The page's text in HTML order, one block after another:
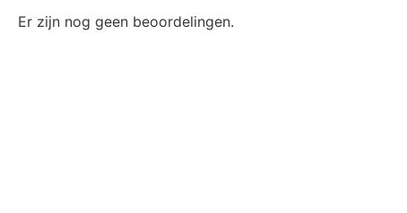
Er zijn nog geen beoordelingen.